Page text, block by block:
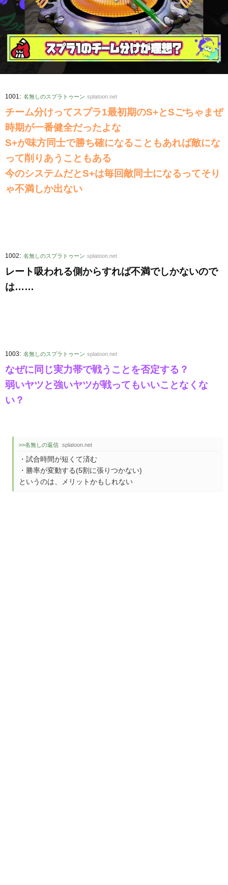
1001: 名無しのスプラトゥーン splatoon.net
チーム分けってスプラ1最初期のS+とSごちゃまぜ
時期が一番健全だったよな
S+が味方同士で勝ち確になることもあれば敵にな
って削りあうこともある
今のシステムだとS+は毎回敵同士になるってそり
ゃ不満しか出ない
1002: 名無しのスプラトゥーン splatoon.net
レート吸われる側からすれば不満でしかないので
は……
1003: 名無しのスプラトゥーン splatoon.net
なぜに同じ実力帯で戦うことを否定する？
弱いヤツと強いヤツが戦ってもいいことなくな
い？
>>名無しの返信 splatoon.net
・試合時間が短くて済む
・勝率が変動する(5割に張りつかない)
というのは、メリットかもしれない